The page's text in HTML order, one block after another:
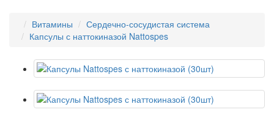
Витамины
Сердечно-сосудистая система
Капсулы с наттокиназой Nattospes